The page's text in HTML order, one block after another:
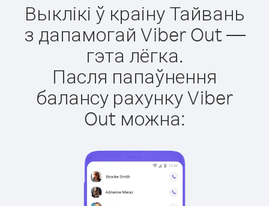
Выклікі ў краіну Тайвань
з дапамогай Viber Out —
гэта лёгка.
Пасля папаўнення
балансу рахунку Viber
Out можна: